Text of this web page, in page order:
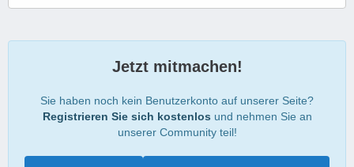
Jetzt mitmachen!
Sie haben noch kein Benutzerkonto auf unserer Seite?
Registrieren Sie sich kostenlos und nehmen Sie an
unserer Community teil!